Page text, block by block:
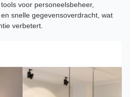
voor personeelsbeheer,
snelle gegevensoverdracht, wat
verbetert.